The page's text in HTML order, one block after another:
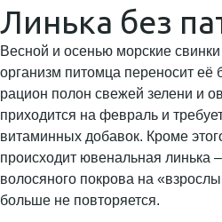
Линька без
Весной и осенью морские
организм питомца переносит её
рацион полон свежей зелени и
приходится на февраль и
витаминных добавок. Кроме
происходит ювенальная линька
волосяного покрова на
больше не повторяется.